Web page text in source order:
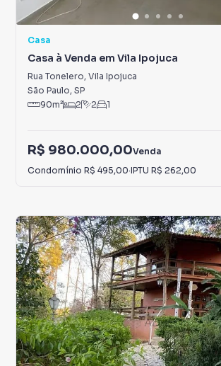
Casa
Casa à Venda em Vila Ipojuca
Rua Tonelero, Vila Ipojuca
São Paulo, SP
90m² 2 2 1
R$ 980.000,00Venda
Condomínio R$ 495,00·IPTU R$ 262,00